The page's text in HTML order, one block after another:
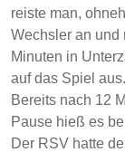
reiste man,
Wechsler an und
Minuten in
auf das Spiel aus.
Bereits nach 12
Pause hieß es
Der RSV hatte